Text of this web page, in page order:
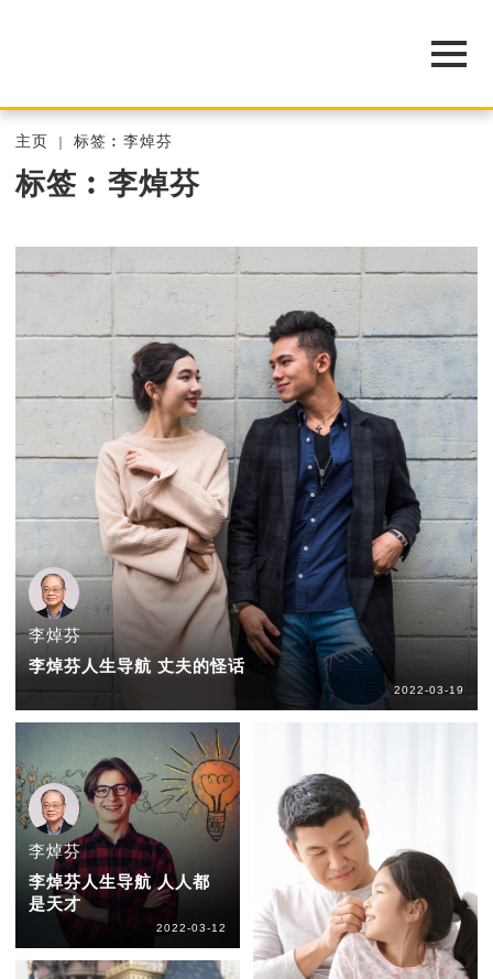
主页 标签︰李焯芬
标签︰李焯芬
李焯芬
李焯芬人生导航 丈夫的怪话
2022-03-19
李焯芬
李焯芬人生导航 人人都
是天才
2022-03-12